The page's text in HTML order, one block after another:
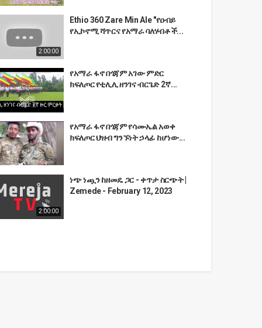
2:00:00
Ethio 360 Zare Min Ale "የዐብይ
የኢኮኖሚ ሻጥርና የአማራ ባለሃብቶች...
የአማራ ፋኖ በጎጃም አገው ምድር
ክፍለጦር የቲሊሊ ዘንገና ብርጌድ 2ኛ...
የአማራ ፋኖ በጎጃም የሳሙኤል አወቀ
ክፍለጦር ህዝብ ግንኙነት ኃላፊ ከሆነው...
2:00:00
ነጭ ነጯን ከዘመዴ ጋር - ቀጥታ ስርጭት |
Zemede - February 12, 2023